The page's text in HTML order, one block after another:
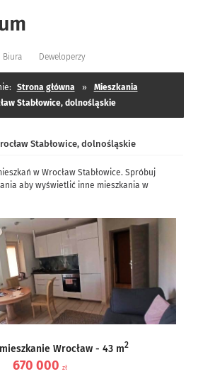
Biura Deweloperzy
Strona główna »
Mieszkania
Stabłowice, dolnośląskie
Stabłowice, dolnośląskie
w Wrocław Stabłowice. Spróbuj
aby wyświetlić inne mieszkania w
Wrocław - 43 m2
670 000 zł